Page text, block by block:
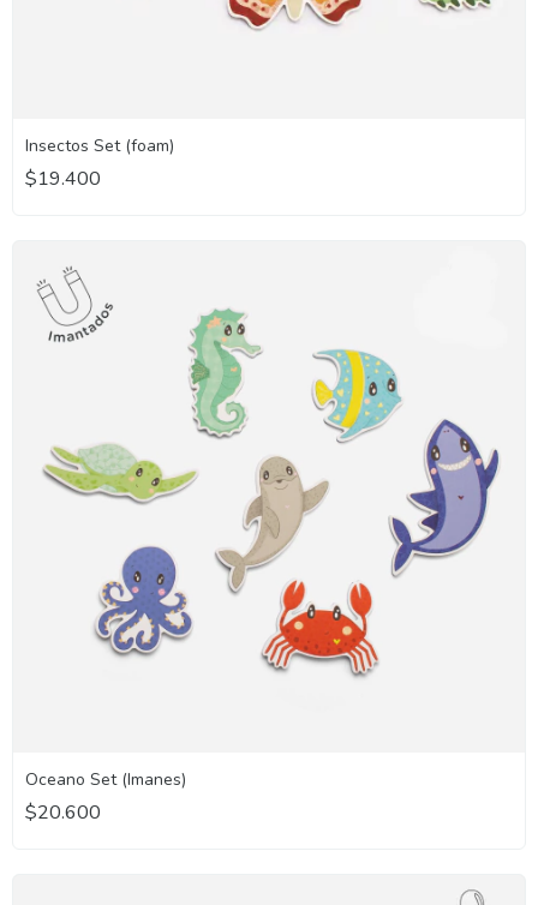
Insectos Set (foam)
$19.400
Oceano Set (Imanes)
$20.600